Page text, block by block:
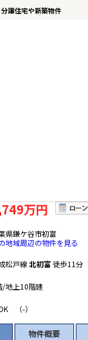
譲住宅や新築物件
万円
県鎌ケ谷市初富
地域周辺の物件を見る
松戸線 北初富徒歩11分
/地上10階建
（-）
物件概要